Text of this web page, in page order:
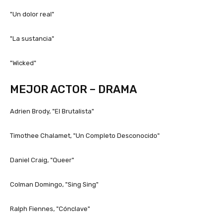
"Un dolor real"
"La sustancia"
"Wicked"
MEJOR ACTOR – DRAMA
Adrien Brody, "El Brutalista"
Timothee Chalamet, "Un Completo Desconocido"
Daniel Craig, "Queer"
Colman Domingo, "Sing Sing"
Ralph Fiennes, "Cónclave"